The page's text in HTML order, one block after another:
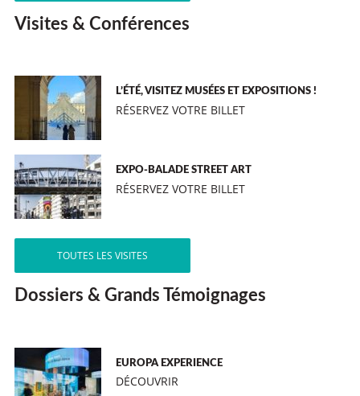
Visites & Conférences
L’ÉTÉ, VISITEZ MUSÉES ET EXPOSITIONS !
RÉSERVEZ VOTRE BILLET
EXPO-BALADE STREET ART
RÉSERVEZ VOTRE BILLET
TOUTES LES VISITES
Dossiers & Grands Témoignages
EUROPA EXPERIENCE
DÉCOUVRIR